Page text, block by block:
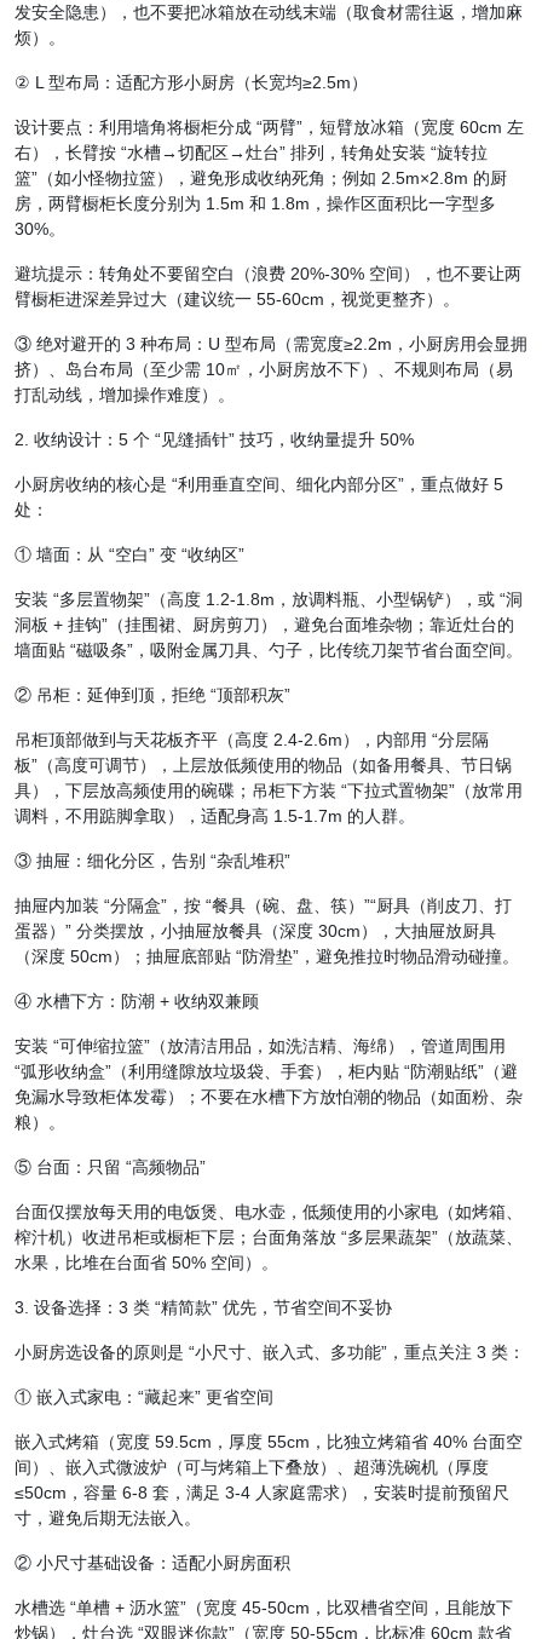
发安全隐患），也不要把冰箱放在动线末端（取食材需往返，增加麻
烦）。
② L 型布局：适配方形小厨房（长宽均≥2.5m）
设计要点：利用墙角将橱柜分成 “两臂”，短臂放冰箱（宽度 60cm 左
右），长臂按 “水槽→切配区→灶台” 排列，转角处安装 “旋转拉
篮”（如小怪物拉篮），避免形成收纳死角；例如 2.5m×2.8m 的厨
房，两臂橱柜长度分别为 1.5m 和 1.8m，操作区面积比一字型多
30%。
避坑提示：转角处不要留空白（浪费 20%-30% 空间），也不要让两
臂橱柜进深差异过大（建议统一 55-60cm，视觉更整齐）。
③ 绝对避开的 3 种布局：U 型布局（需宽度≥2.2m，小厨房用会显拥
挤）、岛台布局（至少需 10㎡，小厨房放不下）、不规则布局（易
打乱动线，增加操作难度）。
2. 收纳设计：5 个 “见缝插针” 技巧，收纳量提升 50%
小厨房收纳的核心是 “利用垂直空间、细化内部分区”，重点做好 5
处：
① 墙面：从 “空白” 变 “收纳区”
安装 “多层置物架”（高度 1.2-1.8m，放调料瓶、小型锅铲），或 “洞
洞板 + 挂钩”（挂围裙、厨房剪刀），避免台面堆杂物；靠近灶台的
墙面贴 “磁吸条”，吸附金属刀具、勺子，比传统刀架节省台面空间。
② 吊柜：延伸到顶，拒绝 “顶部积灰”
吊柜顶部做到与天花板齐平（高度 2.4-2.6m），内部用 “分层隔
板”（高度可调节），上层放低频使用的物品（如备用餐具、节日锅
具），下层放高频使用的碗碟；吊柜下方装 “下拉式置物架”（放常用
调料，不用踮脚拿取），适配身高 1.5-1.7m 的人群。
③ 抽屉：细化分区，告别 “杂乱堆积”
抽屉内加装 “分隔盒”，按 “餐具（碗、盘、筷）”“厨具（削皮刀、打
蛋器）” 分类摆放，小抽屉放餐具（深度 30cm），大抽屉放厨具
（深度 50cm）；抽屉底部贴 “防滑垫”，避免推拉时物品滑动碰撞。
④ 水槽下方：防潮 + 收纳双兼顾
安装 “可伸缩拉篮”（放清洁用品，如洗洁精、海绵），管道周围用
“弧形收纳盒”（利用缝隙放垃圾袋、手套），柜内贴 “防潮贴纸”（避
免漏水导致柜体发霉）；不要在水槽下方放怕潮的物品（如面粉、杂
粮）。
⑤ 台面：只留 “高频物品”
台面仅摆放每天用的电饭煲、电水壶，低频使用的小家电（如烤箱、
榨汁机）收进吊柜或橱柜下层；台面角落放 “多层果蔬架”（放蔬菜、
水果，比堆在台面省 50% 空间）。
3. 设备选择：3 类 “精简款” 优先，节省空间不妥协
小厨房选设备的原则是 “小尺寸、嵌入式、多功能”，重点关注 3 类：
① 嵌入式家电：“藏起来” 更省空间
嵌入式烤箱（宽度 59.5cm，厚度 55cm，比独立烤箱省 40% 台面空
间）、嵌入式微波炉（可与烤箱上下叠放）、超薄洗碗机（厚度
≤50cm，容量 6-8 套，满足 3-4 人家庭需求），安装时提前预留尺
寸，避免后期无法嵌入。
② 小尺寸基础设备：适配小厨房面积
水槽选 “单槽 + 沥水篮”（宽度 45-50cm，比双槽省空间，且能放下
炒锅），灶台选 “双眼迷你款”（宽度 50-55cm，比标准 60cm 款省